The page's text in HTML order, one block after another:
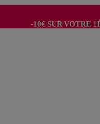
-10€ SUR VOTRE